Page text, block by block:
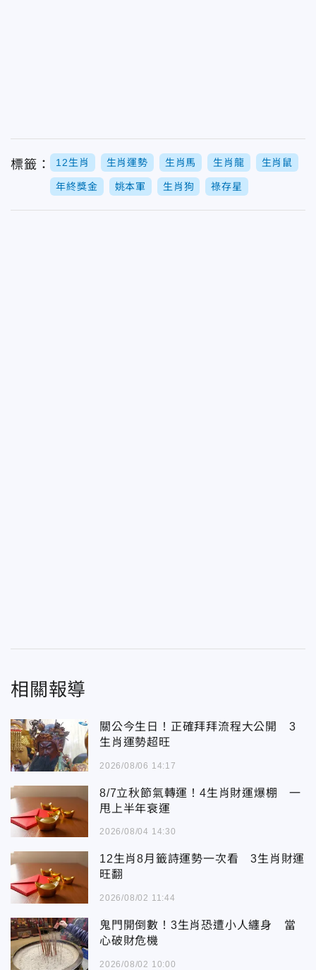
標籤： 12生肖 生肖運勢 生肖馬 生肖龍 生肖鼠
年終獎金 姚本軍 生肖狗 祿存星
相關報導
關公今生日！正確拜拜流程大公開 3
生肖運勢超旺
2026/08/06 14:17
8/7立秋節氣轉運！4生肖財運爆棚 一
甩上半年衰運
2026/08/04 14:30
12生肖8月籤詩運勢一次看 3生肖財運
旺翻
2026/08/02 11:44
鬼門開倒數！3生肖恐遭小人纏身 當
心破財危機
2026/08/02 10:00